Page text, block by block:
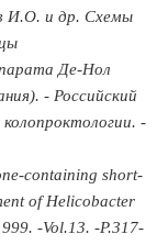
И.О. и др. Схемы
Де-Нол
- Российский
-
containing short-
of Helicobacter
-Vol.13. -P.317-